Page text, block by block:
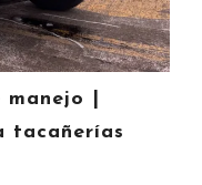
|
tacañerías